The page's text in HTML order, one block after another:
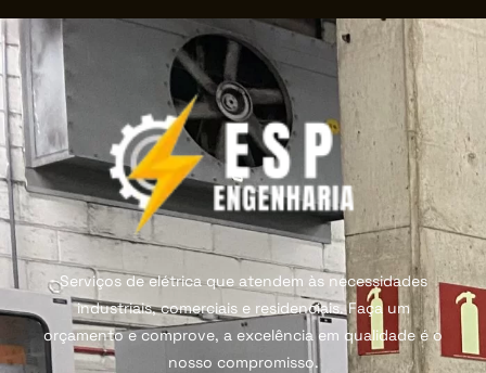
Serviços de elétrica que atendem às necessidades
industriais, comerciais e residenciais. Faça um
orçamento e comprove, a excelência em qualidade é o
nosso compromisso.